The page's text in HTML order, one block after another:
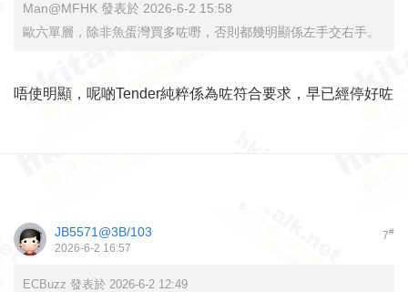
Man@MFHK 發表於 2026-6-2 15:58
歐六單層，除非魚蛋灣買多咗嘢，否則都幾明顯係左手交右手。
唔使明顯，呢啲Tender純粹係為咗符合要求，早已經停好咗
7#
JB5571@3B/103
2026-6-2 16:57
ECBuzz 發表於 2026-6-2 12:49